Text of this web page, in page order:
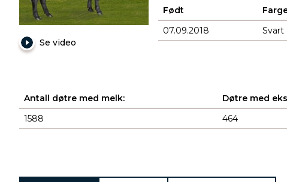
Se video
Født
07.09.2018
Svart
Antall døtre med melk: Døtre med
1588
464